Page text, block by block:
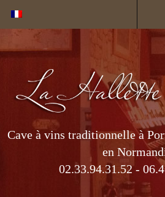
Cave à vins traditionnelle à
en
02.33.94.31.52 -
Cookies management panel